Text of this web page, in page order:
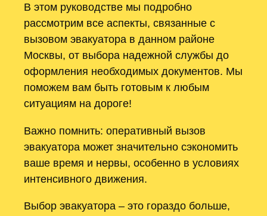
В этом руководстве мы подробно
рассмотрим все аспекты, связанные с
вызовом эвакуатора в данном районе
Москвы, от выбора надежной службы до
оформления необходимых документов. Мы
поможем вам быть готовым к любым
ситуациям на дороге!
Важно помнить: оперативный вызов
эвакуатора может значительно сэкономить
ваше время и нервы, особенно в условиях
интенсивного движения.
Выбор эвакуатора – это гораздо больше,